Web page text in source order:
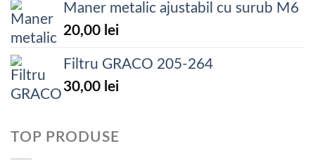
Maner metalic ajustabil cu surub M6
20,00 lei
Filtru GRACO 205-264
30,00 lei
TOP PRODUSE